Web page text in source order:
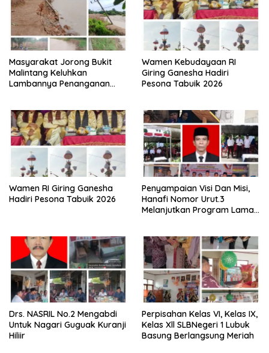
Masyarakat Jorong Bukit
Malintang Keluhkan
Lambannya Penanganan
Wamen Kebudayaan RI
Giring Ganesha Hadiri
Pesona Tabuik 2026
Wamen RI Giring Ganesha
Hadiri Pesona Tabuik 2026
Penyampaian Visi Dan Misi,
Hanafi Nomor Urut.3
Melanjutkan Program Lama
Drs. NASRIL No.2 Mengabdi
Untuk Nagari Guguak Kuranji
Hiliir
Perpisahan Kelas VI, Kelas IX,
Kelas Xll SLBNegeri 1 Lubuk
Basung Berlangsung Meriah